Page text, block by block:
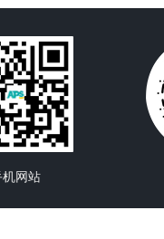
机网站